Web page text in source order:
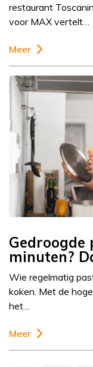
restaurant
voor MAX vertelt…
Meer
Gedroogde
minuten?
Wie regelmatig
koken. Met de
het…
Meer